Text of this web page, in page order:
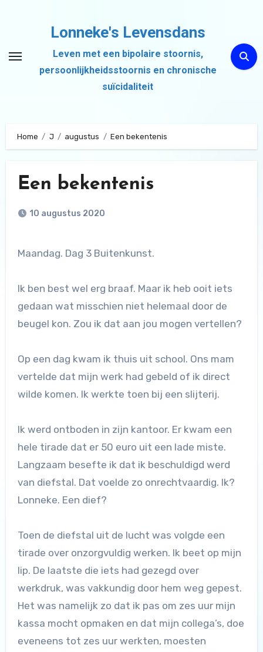
inhoud
Lonneke's Levensdans
Leven met een bipolaire stoornis,
persoonlijkheidsstoornis en chronische
suïcidaliteit
Home J augustus Een bekentenis
Een bekentenis
10 augustus 2020
Maandag. Dag 3 Buitenkunst.
Ik ben best wel erg braaf. Maar ik heb ooit iets
gedaan wat misschien niet helemaal door de
beugel kon. Zou ik dat aan jou mogen vertellen?
Op een dag kwam ik thuis uit school. Ons mam
vertelde dat mijn werk had gebeld of ik direct
wilde komen. Ik werkte toen bij een slijterij.
Ik werd ontboden in zijn kantoor. Er kwam een
hele tirade dat er 50 euro uit een lade miste.
Langzaam besefte ik dat ik beschuldigd werd
van diefstal. Dat voelde zo onrechtvaardig. Ik?
Lonneke. Een dief?
Toen de diefstal uit de lucht was volgde een
tirade over onzorgvuldig werken. Ik beet op mijn
lip. De laatste die iets had gezegd over
werkdruk, was vakkundig door hem weg gepest.
Het was namelijk zo dat ik pas om zes uur mijn
kassa mocht opmaken en dat mijn collega’s, doe
eveneens tot zes uur werkten, moesten